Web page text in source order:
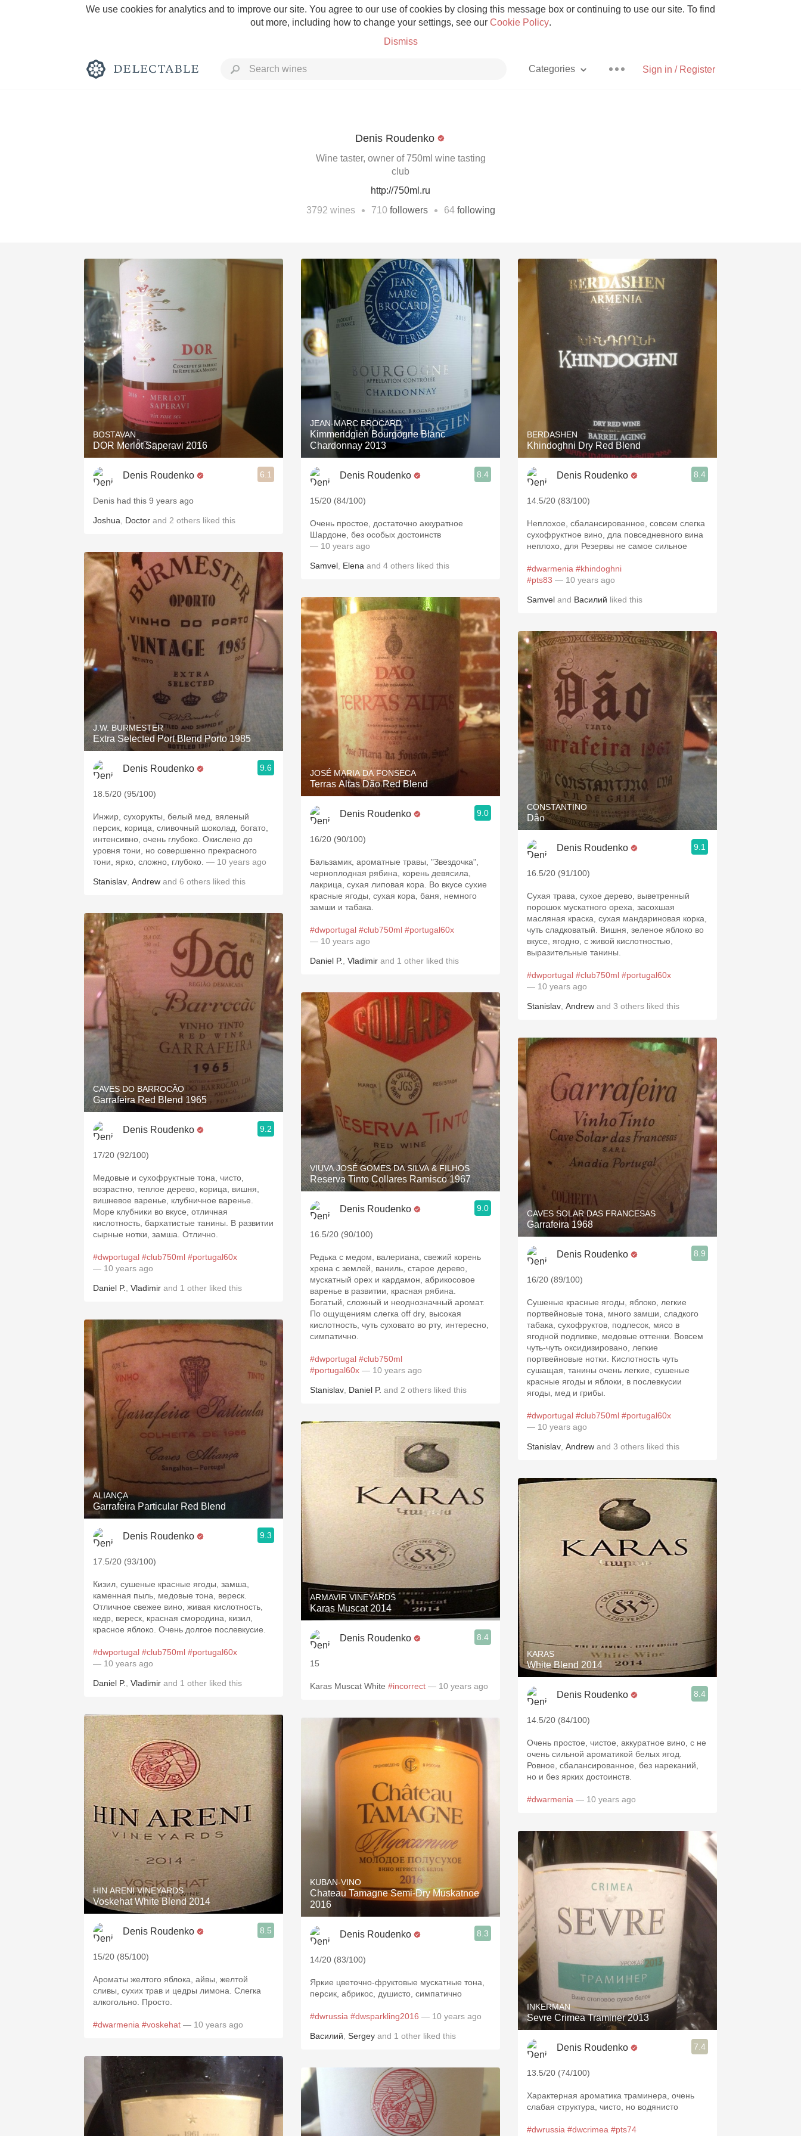
We use cookies for analytics and to improve our site. You agree to our use of cookies by closing this message box or continuing to use our site. To find
out more, including how to change your settings, see our Cookie Policy.
Dismiss
Sign in / Register
Categories
Acidity Hops
2010 Chablis Sour Beer
Oregon Pinot Islay
Buttery Mezcal
Denis Roudenko
Wine taster, owner of 750ml wine tasting
club
http://750ml.ru
3792 wines • 710 followers • 64 following
BOSTAVAN
DOR Merlot Saperavi 2016
Denis Roudenko 6.1
Denis had this 9 years ago
Joshua Doctor and 2 others liked this
J.W. BURMESTER
Extra Selected Port Blend Porto 1985
Denis Roudenko 9.6
18.5/20 (95/100)
Инжир, сухорукты, белый мед, вяленый
персик, корица, сливочный шоколад, богато,
интенсивно, очень глубоко. Окислено до
уровня тони, но совершенно прекрасного
тони, ярко, сложно, глубоко. — 10 years ago
Stanislav Andrew and 6 others liked this
CAVES DO BARROCÃO
Garrafeira Red Blend 1965
Denis Roudenko 9.2
17/20 (92/100)
Медовые и сухофруктные тона, чисто,
возрастно, теплое дерево, корица, вишня,
вишневое варенье, клубничное варенье.
Море клубники во вкусе, отличная
кислотность, бархатистые танины. В развитии
сырные нотки, замша. Отлично.
#dwportugal #club750ml #portugal60x
— 10 years ago
Daniel P. Vladimir and 1 other liked this
ALIANÇA
Garrafeira Particular Red Blend
Denis Roudenko 9.3
17.5/20 (93/100)
Кизил, сушеные красные ягоды, замша,
каменная пыль, медовые тона, вереск.
Отличное свежее вино, живая кислотность,
кедр, вереск, красная смородина, кизил,
красное яблоко. Очень долгое послевкусие.
#dwportugal #club750ml #portugal60x
— 10 years ago
Daniel P. Vladimir and 1 other liked this
HIN ARENI VINEYARDS
Voskehat White Blend 2014
Denis Roudenko 8.5
15/20 (85/100)
Ароматы желтого яблока, айвы, желтой
сливы, сухих трав и цедры лимона. Слегка
алкогольно. Просто.
#dwarmenia #voskehat — 10 years ago
JEAN-MARC BROCARD
Kimmeridgien Bourgogne Blanc
Chardonnay 2013
Denis Roudenko 8.4
15/20 (84/100)
Очень простое, достаточно аккуратное
Шардоне, без особых достоинств
— 10 years ago
Samvel Elena and 4 others liked this
JOSÉ MARIA DA FONSECA
Terras Altas Dão Red Blend
Denis Roudenko 9.0
16/20 (90/100)
Бальзамик, ароматные травы, "Звездочка",
черноплодная рябина, корень девясила,
лакрица, сухая липовая кора. Во вкусе сухие
красные ягоды, сухая кора, баня, немного
замши и табака.
#dwportugal #club750ml #portugal60x
— 10 years ago
Daniel P. Vladimir and 1 other liked this
VIUVA JOSÉ GOMES DA SILVA & FILHOS
Reserva Tinto Collares Ramisco 1967
Denis Roudenko 9.0
16.5/20 (90/100)
Редька с медом, валериана, свежий корень
хрена с землей, ваниль, старое дерево,
мускатный орех и кардамон, абрикосовое
варенье в развитии, красная рябина.
Богатый, сложный и неоднозначный аромат.
По ощущениям слегка off dry, высокая
кислотность, чуть суховато во рту, интересно,
симпатично.
#dwportugal #club750ml
#portugal60x — 10 years ago
Stanislav Daniel P. and 2 others liked this
ARMAVIR VINEYARDS
Karas Muscat 2014
Denis Roudenko 8.4
15
Karas Muscat White #incorrect — 10 years ago
KUBAN-VINO
Chateau Tamagne Semi-Dry Muskatnoe
2016
Denis Roudenko 8.3
14/20 (83/100)
Яркие цветочно-фруктовые мускатные тона,
персик, абрикос, душисто, симпатично
#dwrussia #dwsparkling2016 — 10 years ago
Василий Sergey and 1 other liked this
BERDASHEN
Khindoghni Dry Red Blend
Denis Roudenko 8.4
14.5/20 (83/100)
Неплохое, сбалансированное, совсем слегка
сухофруктное вино, дла повседневного вина
неплохо, для Резервы не самое сильное
#dwarmenia #khindoghni
#pts83 — 10 years ago
Samvel and Василий liked this
CONSTANTINO
Dâo
Denis Roudenko 9.1
16.5/20 (91/100)
Сухая трава, сухое дерево, выветренный
порошок мускатного ореха, засохшая
масляная краска, сухая мандариновая корка,
чуть сладковатый. Вишня, зеленое яблоко во
вкусе, ягодно, с живой кислотностью,
выразительные танины.
#dwportugal #club750ml #portugal60x
— 10 years ago
Stanislav Andrew and 3 others liked this
CAVES SOLAR DAS FRANCESAS
Garrafeira 1968
Denis Roudenko 8.9
16/20 (89/100)
Сушеные красные ягоды, яблоко, легкие
портвейновые тона, много замши, сладкого
табака, сухофруктов, подлесок, мясо в
ягодной подливке, медовые оттенки. Вовсем
чуть-чуть оксидизировано, легкие
портвейновые нотки. Кислотность чуть
сушащая, танины очень легкие, сушеные
красные ягоды и яблоки, в послевкусии
ягоды, мед и грибы.
#dwportugal #club750ml #portugal60x
— 10 years ago
Stanislav Andrew and 3 others liked this
KARAS
White Blend 2014
Denis Roudenko 8.4
14.5/20 (84/100)
Очень простое, чистое, аккуратное вино, с не
очень сильной ароматикой белых ягод.
Ровное, сбалансированное, без нареканий,
но и без ярких достоинств.
#dwarmenia — 10 years ago
INKERMAN
Sevre Crimea Traminer 2013
Denis Roudenko 7.4
13.5/20 (74/100)
Характерная ароматика траминера, очень
слабая структура, чисто, но водянисто
#dwrussia #dwcrimea #pts74